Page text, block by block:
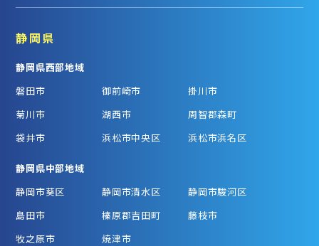
静岡県
静岡県西部地域
磐田市
御前崎市
掛川市
菊川市
湖西市
周智郡森町
袋井市
浜松市中央区 浜松市浜名区
静岡県中部地域
静岡市葵区
静岡市清水区
静岡市駿河区
島田市
榛原郡吉田町
藤枝市
牧之原市
焼津市